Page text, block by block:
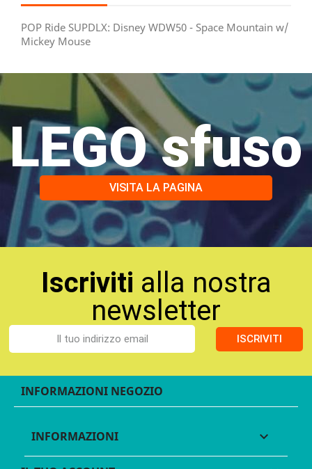
POP Ride SUPDLX: Disney WDW50 - Space Mountain w/
Mickey Mouse
LEGO sfuso
VISITA LA PAGINA
Iscriviti alla nostra
newsletter
ISCRIVITI
INFORMAZIONI NEGOZIO
INFORMAZIONI 